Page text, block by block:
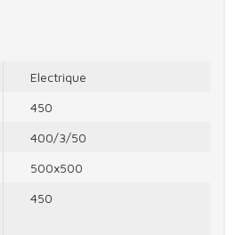
Electrique
450
400/3/50
500x500
450